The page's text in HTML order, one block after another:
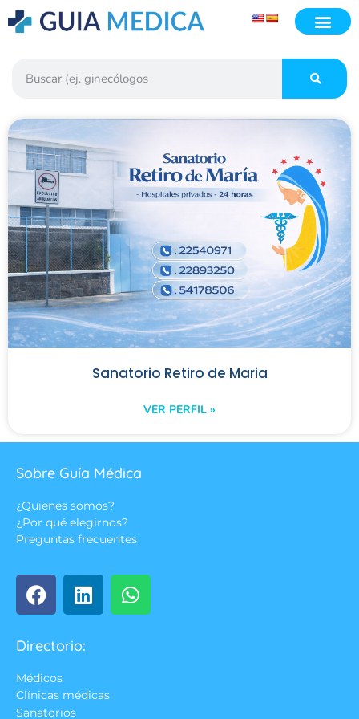
Sanatorio Retiro de Maria
VER PERFIL »
Sobre Guía Médica
¿Quienes somos?
¿Por qué elegirnos?
Preguntas frecuentes
Directorio:
Médicos
Clínicas médicas
Sanatorios